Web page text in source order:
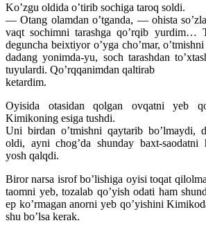
Ko’zgu oldida o’tirib sochiga taroq soldi.
— Otang olamdan o’tganda, — ohista
vaqt sochimni tarashga qo’rqib yurdim…
deguncha beixtiyor o’yga cho’mar,
dadang yonimda-yu, soch tarashdan
tuyulardi. Qo’rqqanimdan qaltirab
ketardim.
Oyisida otasidan qolgan ovqatni yeb
Kimikoning esiga tushdi.
Uni birdan o’tmishni qaytarib bo’lmaydi,
oldi, ayni chog’da shunday baxt-saodatni
yosh qalqdi.
Biror narsa isrof bo’lishiga oyisi toqat
taomni yeb, tozalab qo’yish odati ham
ep ko’rmagan anorni yeb qo’yishini
shu bo’lsa kerak.